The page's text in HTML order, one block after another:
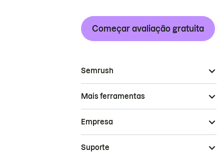
Começar avaliação gratuita
Semrush
Mais ferramentas
Empresa
Suporte